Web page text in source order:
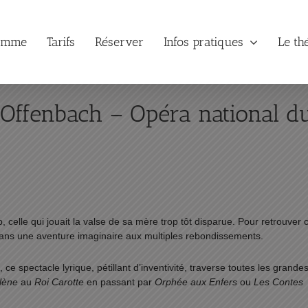
Tarifs Réserver Infos pratiques Le
– Opéra national
celle qui jouait la valse de sa mère trop tôt disparue. Pour retrouver
une aventure imaginaire aux multiples rebondissements.
spectacle lyrique, pétillant d’inventivité, traverse toutes les grandes
au Roi Carotte en passant par Orphée aux Enfers ou Les Contes